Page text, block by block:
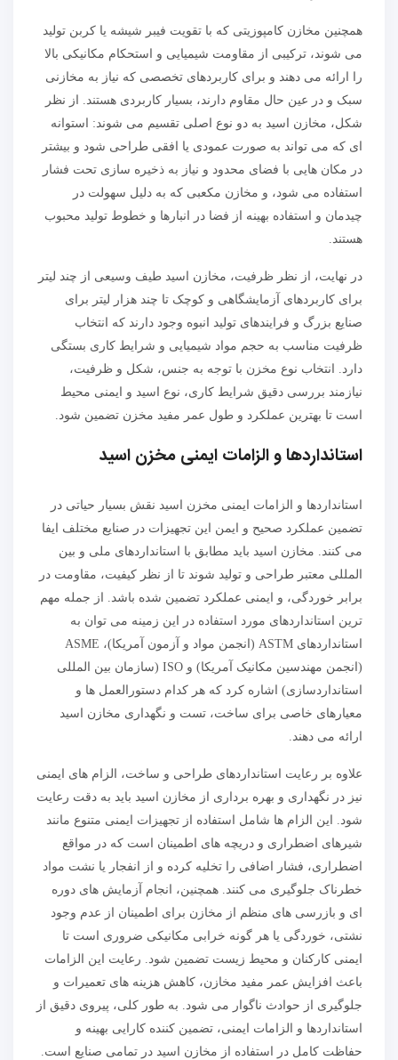
همچنین مخازن کامپوزیتی که با تقویت فیبر شیشه یا کربن تولید
می شوند، ترکیبی از مقاومت شیمیایی و استحکام مکانیکی بالا
را ارائه می دهند و برای کاربردهای تخصصی که نیاز به مخازنی
سبک و در عین حال مقاوم دارند، بسیار کاربردی هستند. از نظر
شکل، مخازن اسید به دو نوع اصلی تقسیم می شوند: استوانه
ای که می تواند به صورت عمودی یا افقی طراحی شود و بیشتر
در مکان هایی با فضای محدود و نیاز به ذخیره سازی تحت فشار
استفاده می شود، و مخازن مکعبی که به دلیل سهولت در
چیدمان و استفاده بهینه از فضا در انبارها و خطوط تولید محبوب
هستند.
در نهایت، از نظر ظرفیت، مخازن اسید طیف وسیعی از چند لیتر
برای کاربردهای آزمایشگاهی و کوچک تا چند هزار لیتر برای
صنایع بزرگ و فرایندهای تولید انبوه وجود دارند که انتخاب
ظرفیت مناسب به حجم مواد شیمیایی و شرایط کاری بستگی
دارد. انتخاب نوع مخزن با توجه به جنس، شکل و ظرفیت،
نیازمند بررسی دقیق شرایط کاری، نوع اسید و ایمنی محیط
است تا بهترین عملکرد و طول عمر مفید مخزن تضمین شود.
استانداردها و الزامات ایمنی مخزن اسید
استانداردها و الزامات ایمنی مخزن اسید نقش بسیار حیاتی در
تضمین عملکرد صحیح و ایمن این تجهیزات در صنایع مختلف ایفا
می کنند. مخازن اسید باید مطابق با استانداردهای ملی و بین
المللی معتبر طراحی و تولید شوند تا از نظر کیفیت، مقاومت در
برابر خوردگی، و ایمنی عملکرد تضمین شده باشد. از جمله مهم
ترین استانداردهای مورد استفاده در این زمینه می توان به
استانداردهای ASTM (انجمن مواد و آزمون آمریکا)، ASME
(انجمن مهندسین مکانیک آمریکا) و ISO (سازمان بین المللی
استانداردسازی) اشاره کرد که هر کدام دستورالعمل ها و
معیارهای خاصی برای ساخت، تست و نگهداری مخازن اسید
ارائه می دهند.
علاوه بر رعایت استانداردهای طراحی و ساخت، الزام های ایمنی
نیز در نگهداری و بهره برداری از مخازن اسید باید به دقت رعایت
شود. این الزام ها شامل استفاده از تجهیزات ایمنی متنوع مانند
شیرهای اضطراری و دریچه های اطمینان است که در مواقع
اضطراری، فشار اضافی را تخلیه کرده و از انفجار یا نشت مواد
خطرناک جلوگیری می کنند. همچنین، انجام آزمایش های دوره
ای و بازرسی های منظم از مخازن برای اطمینان از عدم وجود
نشتی، خوردگی یا هر گونه خرابی مکانیکی ضروری است تا
ایمنی کارکنان و محیط زیست تضمین شود. رعایت این الزامات
باعث افزایش عمر مفید مخازن، کاهش هزینه های تعمیرات و
جلوگیری از حوادث ناگوار می شود. به طور کلی، پیروی دقیق از
استانداردها و الزامات ایمنی، تضمین کننده کارایی بهینه و
حفاظت کامل در استفاده از مخازن اسید در تمامی صنایع است.